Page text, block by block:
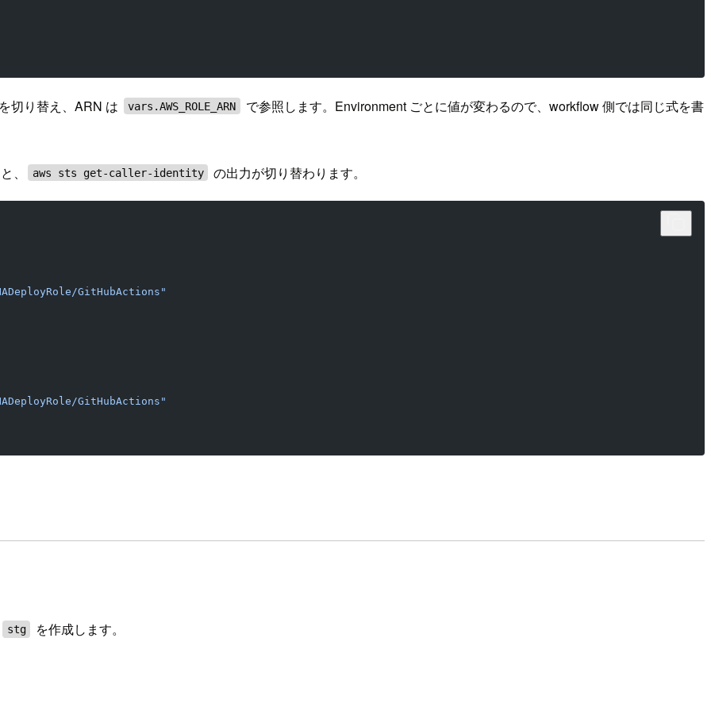
切り替え、ARN は vars.AWS_ROLE_ARN
で参照します。Environment ごとに値が変わるので、workflow 側では同じ式を書
、 aws sts get-caller-identity の出力が切り替わります。
GitHubActions"
GitHubActions"
stg を作成します。